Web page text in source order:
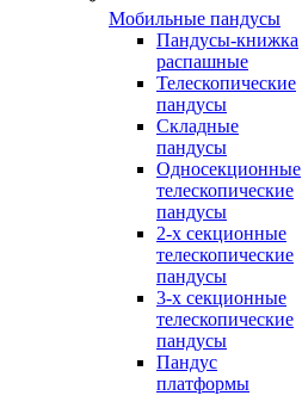
Мобильные пандусы
Пандусы-книжка
распашные
Телескопические
пандусы
Складные
пандусы
Односекционные
телескопические
пандусы
2-х секционные
телескопические
пандусы
3-х секционные
телескопические
пандусы
Пандус
платформы